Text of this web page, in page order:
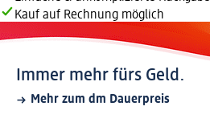
Kauf auf Rechnung möglich
Immer mehr fürs Geld.
Mehr zum dm Dauerpreis